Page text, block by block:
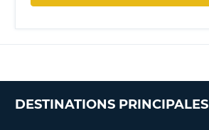
DESTINATIONS PRINCIPALES